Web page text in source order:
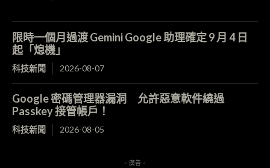
限時一個月過渡 Gemini Google 助理確定 9 月 4 日
起「熄機」
科技新聞 2026-08-07
Google 密碼管理器漏洞 允許惡意軟件繞過
Passkey 接管帳戶！
科技新聞 2026-08-05
- 廣告 -